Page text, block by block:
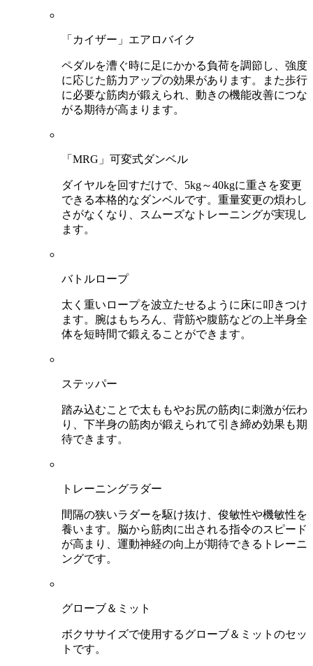
「カイザー」エアロバイク
ペダルを漕ぐ時に足にかかる負荷を調節し、強度
に応じた筋力アップの効果があります。また歩行
に必要な筋肉が鍛えられ、動きの機能改善につな
がる期待が高まります。
「MRG」可変式ダンベル
ダイヤルを回すだけで、5kg～40kgに重さを変更
できる本格的なダンベルです。重量変更の煩わし
さがなくなり、スムーズなトレーニングが実現し
ます。
バトルロープ
太く重いロープを波立たせるように床に叩きつけ
ます。腕はもちろん、背筋や腹筋などの上半身全
体を短時間で鍛えることができます。
ステッパー
踏み込むことで太ももやお尻の筋肉に刺激が伝わ
り、下半身の筋肉が鍛えられて引き締め効果も期
待できます。
トレーニングラダー
間隔の狭いラダーを駆け抜け、俊敏性や機敏性を
養います。脳から筋肉に出される指令のスピード
が高まり、運動神経の向上が期待できるトレーニ
ングです。
グローブ＆ミット
ボクササイズで使用するグローブ＆ミットのセッ
トです。